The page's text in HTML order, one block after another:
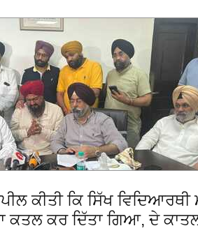
ਕੀਤੀ ਕਿ ਸਿੱਖ
ਕਤਲ ਕਰ ਦਿੱਤਾ ਗਿਆ, ਦੇ